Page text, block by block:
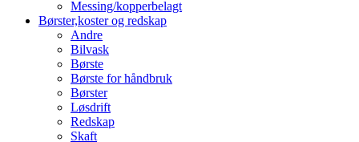
Messing/kopperbelagt
Børster,koster og redskap
Andre
Bilvask
Børste
Børste for håndbruk
Børster
Løsdrift
Redskap
Skaft